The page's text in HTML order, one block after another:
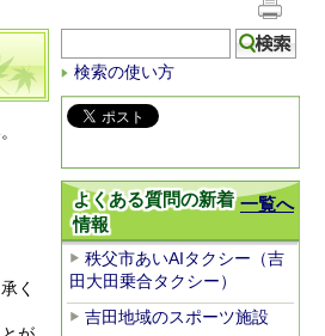
く
検索の使い方
一覧へ
よくある質問の新着
情報
秩父市あいAIタクシー（吉
田大田乗合タクシー）
吉田地域のスポーツ施設